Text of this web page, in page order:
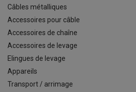
Câbles métalliques
Accessoires pour câble
Accessoires de chaîne
Accessoires de levage
Elingues de levage
Appareils
Transport / arrimage